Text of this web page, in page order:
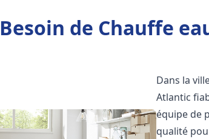
Besoin de Chauffe
Dans la
Atlantic
équipe de
qualité